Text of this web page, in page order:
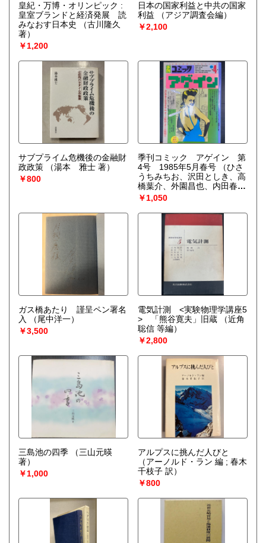
皇紀・万博・オリンピック :
皇室ブランドと経済発展 読
みなおす日本史
（古川隆久
著）
￥1,200
日本の国家利益と中共の国家
利益
（アジア調査会編）
￥2,100
サブプライム危機後の金融財
政政策
（湯本 雅士 著）
￥800
季刊コミック アゲイン 第
4号 1985年5月春号
（ひさ
うちみちお、沢田としき、高
橋葉介、外園昌也、内田春
菊、蛭子能収、谷口敬、竹沢
タカ子、坂口尚、千之ナイ
フ）
￥1,050
ガス橋あたり 謹呈ペン署名
入
（尾中洋一）
￥3,500
電気計測 <実験物理学講座5
> 「熊谷寛夫」旧蔵
（近角
聡信 等編）
￥2,800
三島池の四季
（三山元暎
著）
￥1,000
アルプスに挑んだ人びと
（アーノルド・ラン 編 ; 春木
千枝子 訳）
￥800